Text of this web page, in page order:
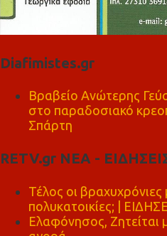
Diafimistes.gr
Βραβείο Ανώτερης
στο παραδοσιακό
Σπάρτη
RETV.gr ΝΕΑ -
Τέλος οι βραχυχρόνιες
πολυκατοικίες; |
Ελαφόνησος, Ζητείται